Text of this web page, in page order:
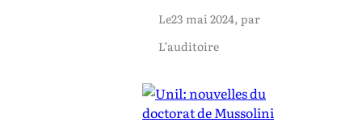
Le23 mai 2024, par
L’auditoire